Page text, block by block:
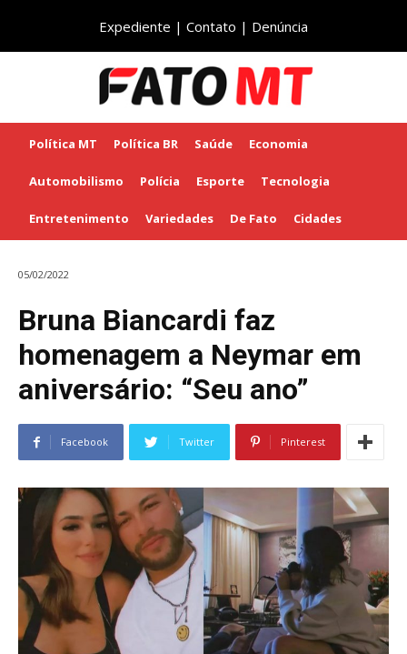
Expediente | Contato | Denúncia
Política MT Política BR Saúde Economia
Automobilismo Polícia Esporte Tecnologia
Entretenimento Variedades De Fato Cidades
05/02/2022
Bruna Biancardi faz
homenagem a Neymar em
aniversário: “Seu ano”
Facebook Twitter Pinterest